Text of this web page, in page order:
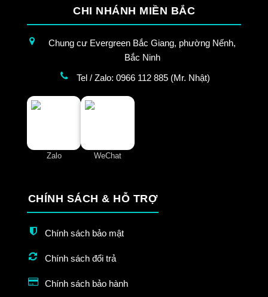
CHI NHÁNH MIỀN BẮC
Chung cư Evergreen Bắc Giang, phường Nếnh,
Bắc Ninh
Tel / Zalo: 0966 112 885 (Mr. Nhật)
Zalo WeChat
CHÍNH SÁCH & HỖ TRỢ
Chính sách bảo mật
Chính sách đổi trả
Chính sách bảo hành